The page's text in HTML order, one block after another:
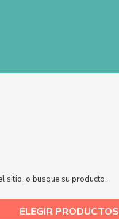
sitio, o busque su producto.
ELEGIR PRODUCTOS